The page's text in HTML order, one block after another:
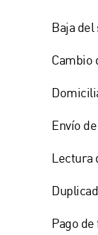
Baja
Cambio
Envío
Lectura
Pago